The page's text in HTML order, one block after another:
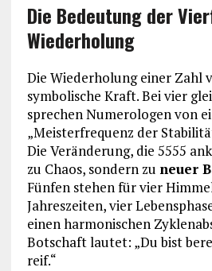
Die Bedeutung der
Wiederholung
Die Wiederholung einer Zahl
symbolische Kraft. Bei vier
sprechen Numerologen von
„Meisterfrequenz der
Die Veränderung, die 5555
zu Chaos, sondern zu neuer
Fünfen stehen für vier
Jahreszeiten, vier
einen harmonischen
Botschaft lautet: „Du bist
reif.“